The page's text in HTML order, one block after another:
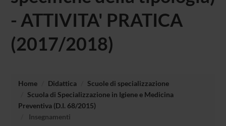
- ATTIVITA' PRATICA
(2017/2018)
Home Didattica
Scuole di specializzazione
Scuola di Specializzazione in Igiene e Medicina
Preventiva (D.I. 68/2015)
Insegnamenti